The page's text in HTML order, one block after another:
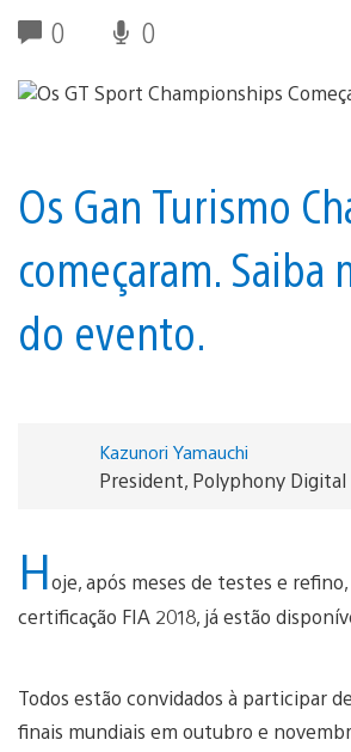
0 0
Os Gan Turismo
começaram.
do evento.
Kazunori Yamauchi
President, Polyphony Digital
Hoje, após meses de testes e
certificação FIA 2018, já estão
Todos estão convidados à participar
finais mundiais em outubro e